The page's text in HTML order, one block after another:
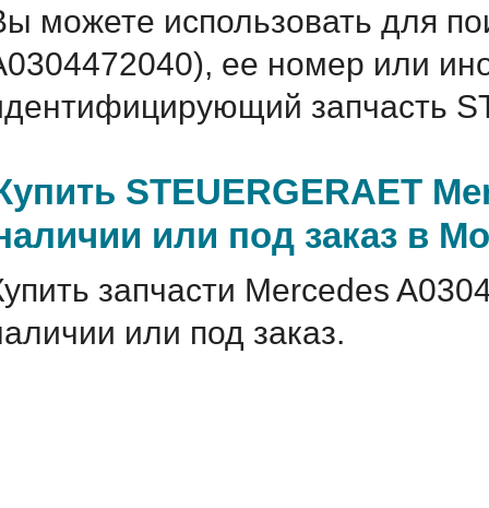
можете использовать для
ее номер или
запчасть
STEUERGERAET
или под заказ в
запчасти Mercedes
или под заказ.